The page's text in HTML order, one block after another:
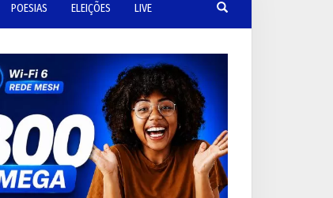
POESIAS ELEIÇÕES LIVE